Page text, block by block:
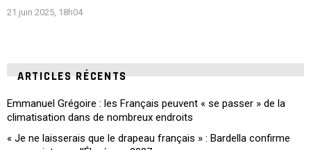
21 juin 2025, 18h04
ARTICLES RÉCENTS
Emmanuel Grégoire : les Français peuvent « se passer » de la
climatisation dans de nombreux endroits
« Je ne laisserais que le drapeau français » : Bardella confirme